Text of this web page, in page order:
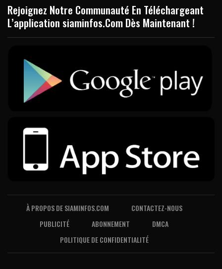
Rejoignez Notre Communauté En Téléchargeant
L’application siaminfos.Com Dès Maintenant !
À PROPOS DE SIAMINFOS.COM
CONTACTEZ-NOUS
PUBLICITÉ
ABONNEMENT
DMCA
POLITIQUE DE CONFIDENTIALITÉ